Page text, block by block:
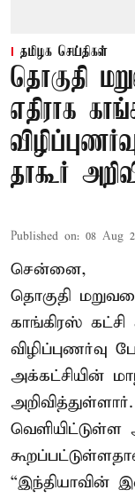
தமிழக செய்திகள்
தொகுதி
எதிராக
தாகூர்
Published on: 08 Aug
சென்னை,
தொகுதி
காங்கிரஸ் கட்சி
அக்கட்சியின்
வெளியிட்டுள்ள
“இந்தியாவின்